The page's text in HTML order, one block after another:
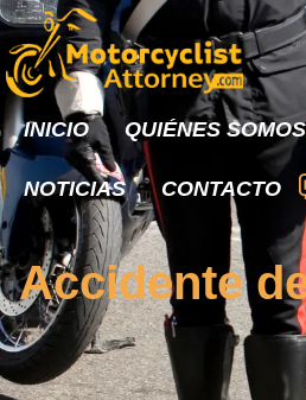
INICIO QUIÉNES SOMOS
NOTICIAS CONTACTO
Accidente